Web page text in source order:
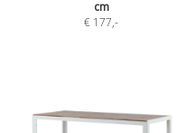
cm
€ 177,-